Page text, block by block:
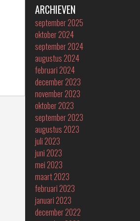
ARCHIEVEN
september 2025
oktober 2024
september 2024
augustus 2024
februari 2024
december 2023
november 2023
oktober 2023
september 2023
augustus 2023
juli 2023
juni 2023
mei 2023
maart 2023
februari 2023
januari 2023
december 2022